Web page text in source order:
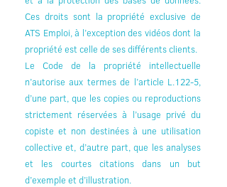
Ces droits sont la propriété exclusive de
ATS Emploi, à l’exception des vidéos dont la
propriété est celle de ses différents clients.
Le Code de la propriété intellectuelle
n’autorise aux termes de l’article L.122-5,
d’une part, que les copies ou reproductions
strictement réservées à l’usage privé du
copiste et non destinées à une utilisation
collective et, d’autre part, que les analyses
et les courtes citations dans un but
d’exemple et d’illustration.